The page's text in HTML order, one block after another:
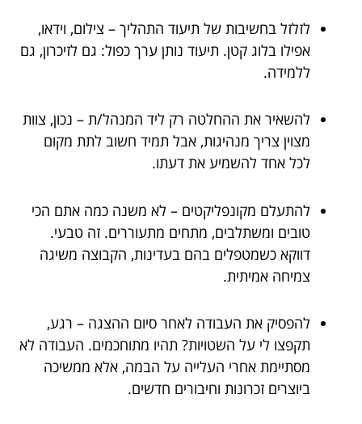
לזלזל בחשיבות של תיעוד התהליך – צילום, וידאו,
אפילו בלוג קטן. תיעוד נותן ערך כפול: גם לזיכרון, גם
ללמידה.
להשאיר את ההחלטה רק ליד המנהל/ת – נכון, צוות
מצוין צריך מנהיגות, אבל תמיד חשוב לתת מקום
לכל אחד להשמיע את דעתו.
להתעלם מקונפליקטים – לא משנה כמה אתם הכי
טובים ומשתלבים, מתחים מתעוררים. זה טבעי.
דווקא כשמטפלים בהם בעדינות, הקבוצה משיגה
צמיחה אמיתית.
להפסיק את העבודה לאחר סיום ההצגה – רגע,
תקפצו לי על השטויות? תהיו מתוחכמים. העבודה לא
מסתיימת אחרי העלייה על הבמה, אלא ממשיכה
ביוצרים זכרונות וחיבורים חדשים.